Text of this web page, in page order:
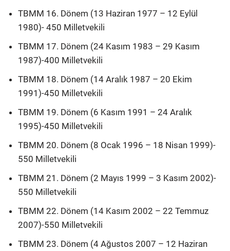
TBMM 16. Dönem (13 Haziran 1977 – 12 Eylül
1980)- 450 Milletvekili
TBMM 17. Dönem (24 Kasım 1983 – 29 Kasım
1987)-400 Milletvekili
TBMM 18. Dönem (14 Aralık 1987 – 20 Ekim
1991)-450 Milletvekili
TBMM 19. Dönem (6 Kasım 1991 – 24 Aralık
1995)-450 Milletvekili
TBMM 20. Dönem (8 Ocak 1996 – 18 Nisan 1999)-
550 Milletvekili
TBMM 21. Dönem (2 Mayıs 1999 – 3 Kasım 2002)-
550 Milletvekili
TBMM 22. Dönem (14 Kasım 2002 – 22 Temmuz
2007)-550 Milletvekili
TBMM 23. Dönem (4 Ağustos 2007 – 12 Haziran